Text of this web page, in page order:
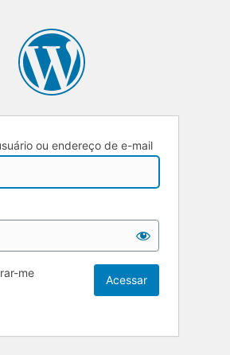
ou endereço de e-mail
me